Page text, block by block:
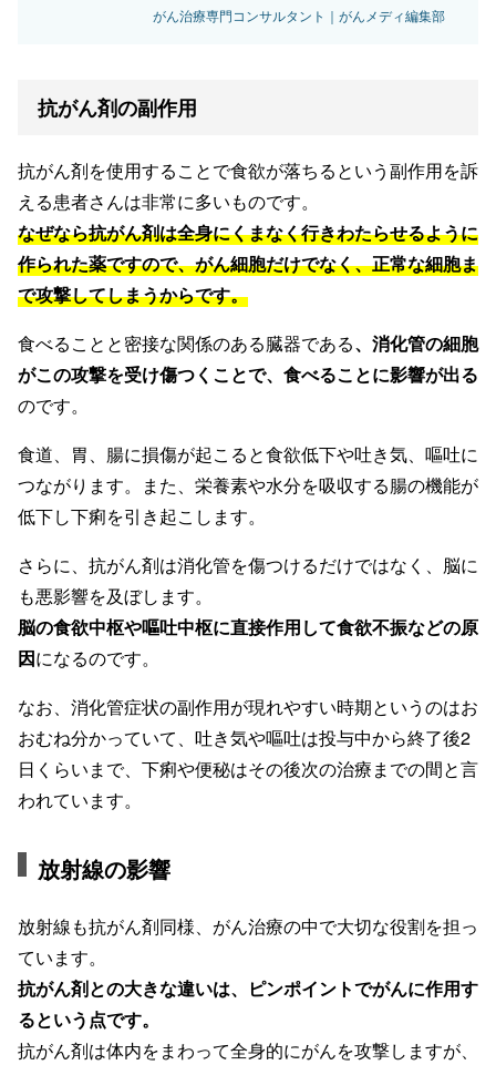
がん治療専門コンサルタント｜がんメディ編集部
抗がん剤の副作用
抗がん剤を使用することで食欲が落ちるという副作用を訴
える患者さんは非常に多いものです。
なぜなら抗がん剤は全身にくまなく行きわたらせるように
作られた薬ですので、がん細胞だけでなく、正常な細胞ま
で攻撃してしまうからです。
食べることと密接な関係のある臓器である、消化管の細胞
がこの攻撃を受け傷つくことで、食べることに影響が出る
のです。
食道、胃、腸に損傷が起こると食欲低下や吐き気、嘔吐に
つながります。また、栄養素や水分を吸収する腸の機能が
低下し下痢を引き起こします。
さらに、抗がん剤は消化管を傷つけるだけではなく、脳に
も悪影響を及ぼします。
脳の食欲中枢や嘔吐中枢に直接作用して食欲不振などの原
因になるのです。
なお、消化管症状の副作用が現れやすい時期というのはお
おむね分かっていて、吐き気や嘔吐は投与中から終了後2
日くらいまで、下痢や便秘はその後次の治療までの間と言
われています。
放射線の影響
放射線も抗がん剤同様、がん治療の中で大切な役割を担っ
ています。
抗がん剤との大きな違いは、ピンポイントでがんに作用す
るという点です。
抗がん剤は体内をまわって全身的にがんを攻撃しますが、